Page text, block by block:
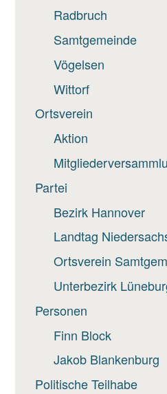
Radbruch
Samtgemeinde
Vögelsen
Wittorf
Ortsverein
Aktion
Partei
Bezirk Hannover
Landtag
Ortsverein
Unterbezirk
Personen
Finn Block
Jakob Blankenburg
Politische Teilhabe